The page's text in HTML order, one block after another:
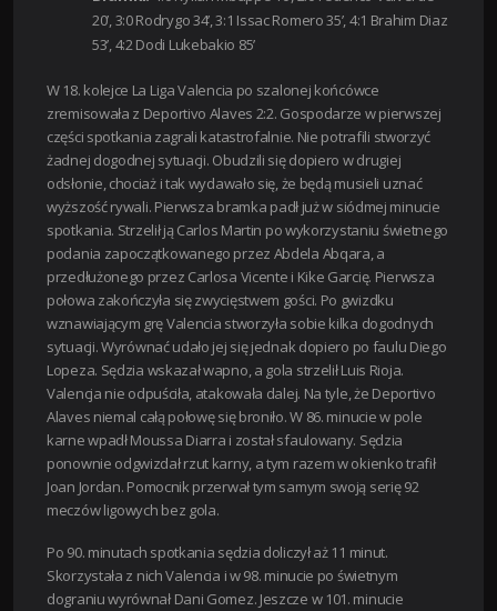
20’,3:0 Rodrygo 34’,3:1 Issac Romero 35’,4:1 Brahim Diaz
53’, 4:2Dodi Lukebakio 85’
W 18. kolejce La Liga Valencia po szalonej końcówce
zremisowała z Deportivo Alaves 2:2. Gospodarze w pierwszej
części spotkania zagrali katastrofalnie. Nie potrafili stworzyć
żadnej dogodnej sytuacji. Obudzili się dopiero w drugiej
odsłonie, chociaż i tak wydawało się, że będą musieli uznać
wyższość rywali. Pierwsza bramka padł już w siódmej minucie
spotkania. Strzelił ją Carlos Martin po wykorzystaniu świetnego
podania zapoczątkowanego przez Abdela Abqara, a
przedłużonego przez Carlosa Vicente i Kike Garcię. Pierwsza
połowa zakończyła się zwycięstwem gości. Po gwizdku
wznawiającym grę Valencia stworzyła sobie kilka dogodnych
sytuacji. Wyrównać udało jej się jednak dopiero po faulu Diego
Lopeza. Sędzia wskazał wapno, a gola strzelił Luis Rioja.
Valencja nie odpuściła, atakowała dalej. Na tyle, że Deportivo
Alaves niemal całą połowę się broniło. W 86. minucie w pole
karne wpadł Moussa Diarra i został sfaulowany. Sędzia
ponownie odgwizdał rzut karny, a tym razem w okienko trafił
Joan Jordan. Pomocnik przerwał tym samym swoją serię 92
meczów ligowych bez gola.
Po 90. minutach spotkania sędzia doliczył aż 11 minut.
Skorzystała z nich Valencia i w 98. minucie po świetnym
dograniu wyrównał Dani Gomez. Jeszcze w 101. minucie